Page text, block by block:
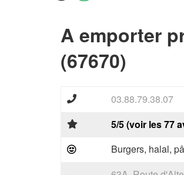
A emporter
(67670)
03.88.79.38.07
5/5 (voir les 77
Burgers, halal,